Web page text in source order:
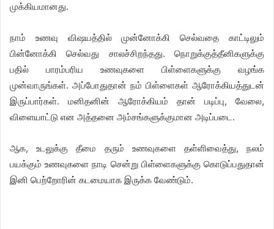
முக்கியமானது.
நாம் உணவு விஷயத்தில் முன்னோக்கி செல்வதை காட்டிலும்
பின்னோக்கி செல்வது சாலச்சிறந்தது. நொறுக்குத்தீனிகளுக்கு
பதில் பாரம்பரிய உணவுகளை பிள்ளைகளுக்கு வழங்க
முன்வாருங்கள். அப்போதுதான் நம் பிள்ளைகள் ஆரோக்கியத்துடன்
இருப்பார்கள். மனிதனின் ஆரோக்கியம் தான் படிப்பு, வேலை,
விளையாட்டு என அத்தனை அம்சங்களுக்குமான அடிப்படை.
ஆக, உடலுக்கு தீமை தரும் உணவுகளை தள்ளிவைத்து, நலம்
பயக்கும் உணவுகளை நாடி சென்று பிள்ளைகளுக்கு கொடுப்பதுதான்
இனி பெற்றோரின் கடமையாக இருக்க வேண்டும்.